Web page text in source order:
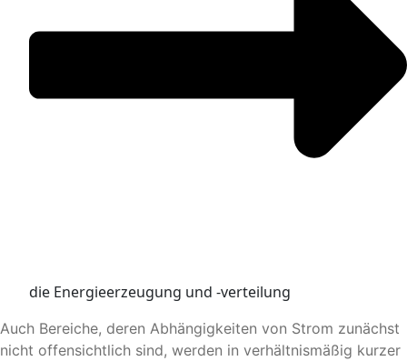
die Energieerzeugung und -verteilung
Auch Bereiche, deren Abhängigkeiten von Strom zunächst
nicht offensichtlich sind, werden in verhältnismäßig kurzer